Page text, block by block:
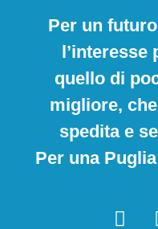
Per un
l’interesse
quello di
migliore,
spedita e
Per una